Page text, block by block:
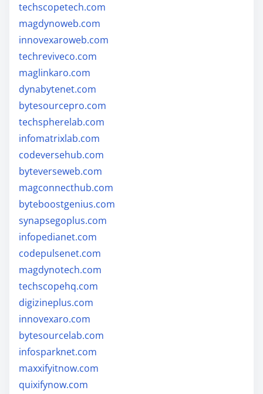
techscopetech.com
magdynoweb.com
innovexaroweb.com
techreviveco.com
maglinkaro.com
dynabytenet.com
bytesourcepro.com
techspherelab.com
infomatrixlab.com
codeversehub.com
byteverseweb.com
magconnecthub.com
byteboostgenius.com
synapsegoplus.com
infopedianet.com
codepulsenet.com
magdynotech.com
techscopehq.com
digizineplus.com
innovexaro.com
bytesourcelab.com
infosparknet.com
maxxifyitnow.com
quixifynow.com